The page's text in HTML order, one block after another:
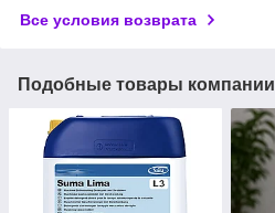
Все условия возврата
Подобные товары компании